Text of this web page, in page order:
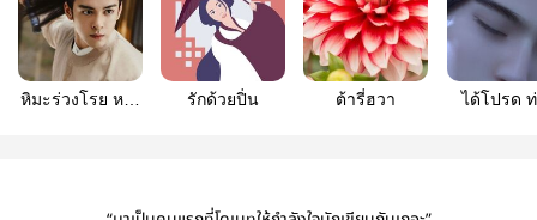
หิมะร่วงโรย หวัง
รักด้วยปิ่น ต้ารี่ฮวา
ได้โปรด